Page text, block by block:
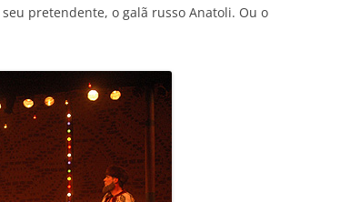
pretendente, o galã russo Anatoli. Ou o